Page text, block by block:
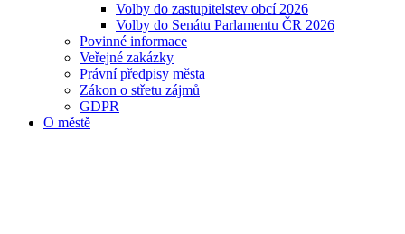
Volby do zastupitelstev obcí 2026
Volby do Senátu Parlamentu ČR 2026
Povinné informace
Veřejné zakázky
Právní předpisy města
Zákon o střetu zájmů
GDPR
O městě